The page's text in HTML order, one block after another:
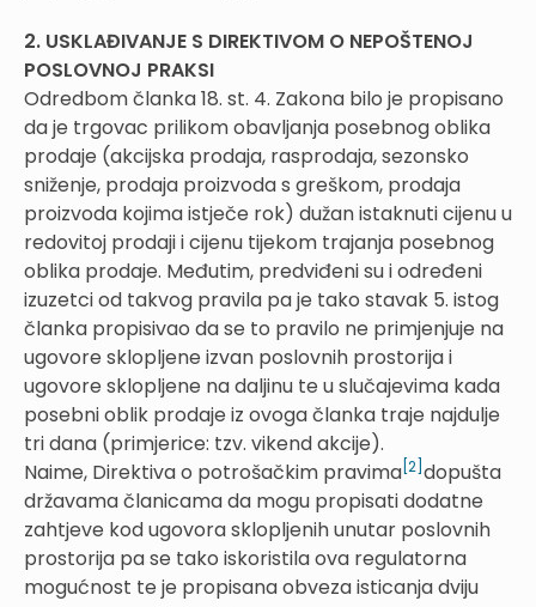
2. USKLAĐIVANJE S DIREKTIVOM O NEPOŠTENOJ
POSLOVNOJ PRAKSI
Odredbom članka 18. st. 4. Zakona bilo je propisano
da je trgovac prilikom obavljanja posebnog oblika
prodaje (akcijska prodaja, rasprodaja, sezonsko
sniženje, prodaja proizvoda s greškom, prodaja
proizvoda kojima istječe rok) dužan istaknuti cijenu u
redovitoj prodaji i cijenu tijekom trajanja posebnog
oblika prodaje. Međutim, predviđeni su i određeni
izuzetci od takvog pravila pa je tako stavak 5. istog
članka propisivao da se to pravilo ne primjenjuje na
ugovore sklopljene izvan poslovnih prostorija i
ugovore sklopljene na daljinu te u slučajevima kada
posebni oblik prodaje iz ovoga članka traje najdulje
tri dana (primjerice: tzv. vikend akcije).
Naime, Direktiva o potrošačkim pravima [2] dopušta
državama članicama da mogu propisati dodatne
zahtjeve kod ugovora sklopljenih unutar poslovnih
prostorija pa se tako iskoristila ova regulatorna
mogućnost te je propisana obveza isticanja dviju